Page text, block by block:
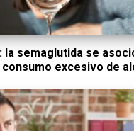
la semaglutida se
excesivo de